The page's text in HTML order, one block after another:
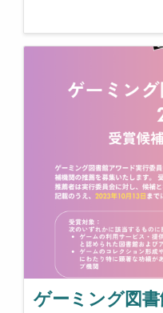
ゲーミング図